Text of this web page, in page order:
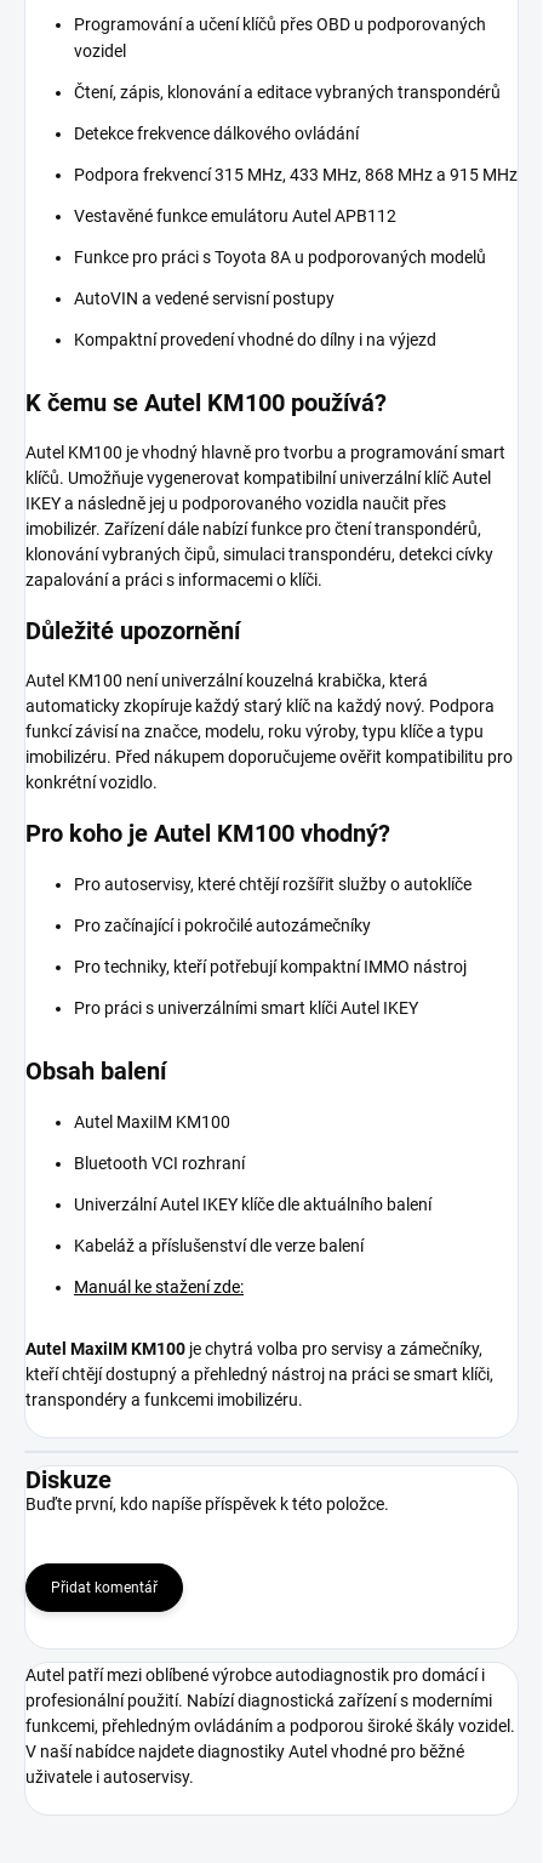
Programování a učení klíčů přes OBD u podporovaných
vozidel
Čtení, zápis, klonování a editace vybraných transpondérů
Detekce frekvence dálkového ovládání
Podpora frekvencí 315 MHz, 433 MHz, 868 MHz a 915 MHz
Vestavěné funkce emulátoru Autel APB112
Funkce pro práci s Toyota 8A u podporovaných modelů
AutoVIN a vedené servisní postupy
Kompaktní provedení vhodné do dílny i na výjezd
K čemu se Autel KM100 používá?
Autel KM100 je vhodný hlavně pro tvorbu a programování smart
klíčů. Umožňuje vygenerovat kompatibilní univerzální klíč Autel
IKEY a následně jej u podporovaného vozidla naučit přes
imobilizér. Zařízení dále nabízí funkce pro čtení transpondérů,
klonování vybraných čipů, simulaci transpondéru, detekci cívky
zapalování a práci s informacemi o klíči.
Důležité upozornění
Autel KM100 není univerzální kouzelná krabička, která
automaticky zkopíruje každý starý klíč na každý nový. Podpora
funkcí závisí na značce, modelu, roku výroby, typu klíče a typu
imobilizéru. Před nákupem doporučujeme ověřit kompatibilitu pro
konkrétní vozidlo.
Pro koho je Autel KM100 vhodný?
Pro autoservisy, které chtějí rozšířit služby o autoklíče
Pro začínající i pokročilé autozámečníky
Pro techniky, kteří potřebují kompaktní IMMO nástroj
Pro práci s univerzálními smart klíči Autel IKEY
Obsah balení
Autel MaxiIM KM100
Bluetooth VCI rozhraní
Univerzální Autel IKEY klíče dle aktuálního balení
Kabeláž a příslušenství dle verze balení
Manuál ke stažení zde:
Autel MaxiIM KM100 je chytrá volba pro servisy a zámečníky,
kteří chtějí dostupný a přehledný nástroj na práci se smart klíči,
transpondéry a funkcemi imobilizéru.
Diskuze
Buďte první, kdo napíše příspěvek k této položce.
Přidat komentář
Autel patří mezi oblíbené výrobce autodiagnostik pro domácí i
profesionální použití. Nabízí diagnostická zařízení s moderními
funkcemi, přehledným ovládáním a podporou široké škály vozidel.
V naší nabídce najdete diagnostiky Autel vhodné pro běžné
uživatele i autoservisy.